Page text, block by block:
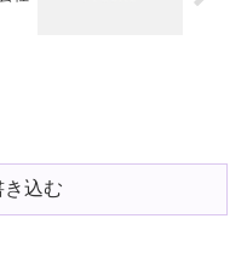
き込む